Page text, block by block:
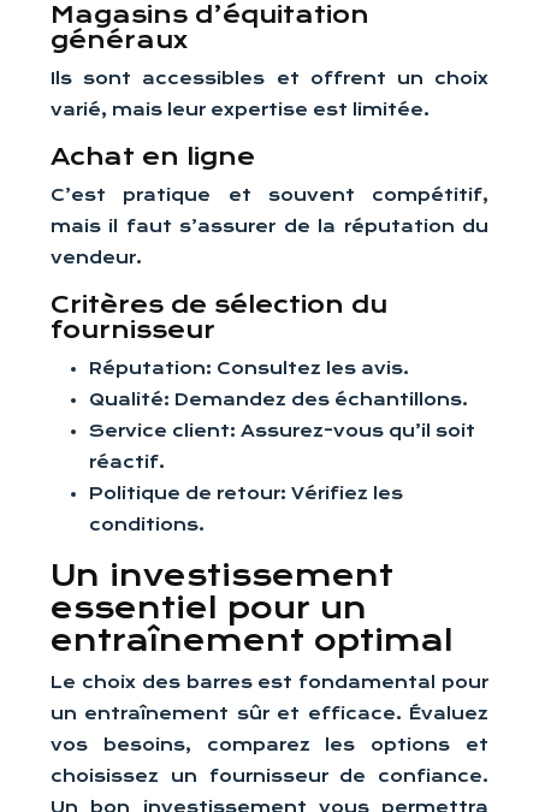
Magasins d’équitation
généraux
Ils sont accessibles et offrent un choix
varié, mais leur expertise est limitée.
Achat en ligne
C’est pratique et souvent compétitif,
mais il faut s’assurer de la réputation du
vendeur.
Critères de sélection du
fournisseur
Réputation: Consultez les avis.
Qualité: Demandez des échantillons.
Service client: Assurez-vous qu’il soit
réactif.
Politique de retour: Vérifiez les
conditions.
Un investissement
essentiel pour un
entraînement optimal
Le choix des barres est fondamental pour
un entraînement sûr et efficace. Évaluez
vos besoins, comparez les options et
choisissez un fournisseur de confiance.
Un bon investissement vous permettra